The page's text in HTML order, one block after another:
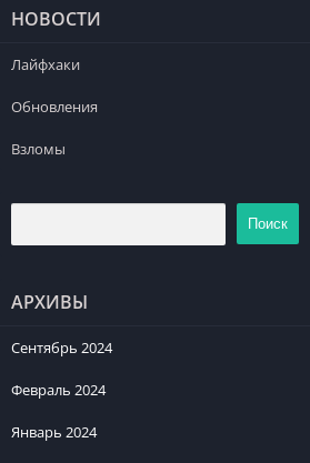
НОВОСТИ
Лайфхаки
Обновления
Взломы
Поиск
АРХИВЫ
Сентябрь 2024
Февраль 2024
Январь 2024